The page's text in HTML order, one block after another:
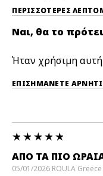
ΠΕΡΙΣΣΌΤΕΡΕΣ
Ναι, θα το
Ήταν χρήσιμη
ΑΠΌ ΤΑ ΠΙΟ
05/01/2026 ROULA Greece